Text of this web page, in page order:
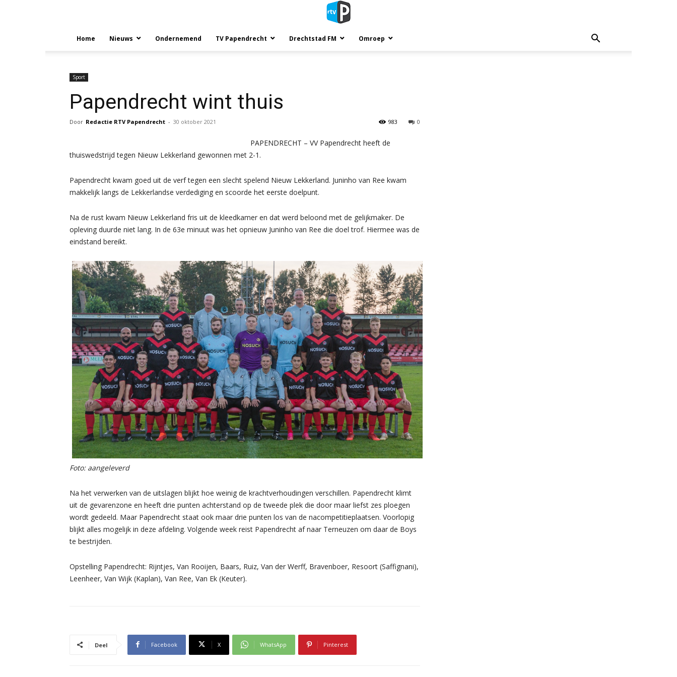
Home Nieuws Ondernemend TV Papendrecht Drechtstad FM Omroep
Sport
Papendrecht wint thuis
Door Redactie RTV Papendrecht - 30 oktober 2021 0
983
PAPENDRECHT – VV Papendrecht heeft de
thuiswedstrijd tegen Nieuw Lekkerland gewonnen met 2-1.
Papendrecht kwam goed uit de verf tegen een slecht spelend Nieuw Lekkerland. Juninho van Ree kwam
makkelijk langs de Lekkerlandse verdediging en scoorde het eerste doelpunt.
Na de rust kwam Nieuw Lekkerland fris uit de kleedkamer en dat werd beloond met de gelijkmaker. De
opleving duurde niet lang. In de 63e minuut was het opnieuw Juninho van Ree die doel trof. Hiermee was de
eindstand bereikt.
Foto: aangeleverd
Na het verwerken van de uitslagen blijkt hoe weinig de krachtverhoudingen verschillen. Papendrecht klimt
uit de gevarenzone en heeft drie punten achterstand op de tweede plek die door maar liefst zes ploegen
wordt gedeeld. Maar Papendrecht staat ook maar drie punten los van de nacompetitieplaatsen. Voorlopig
blijkt alles mogelijk in deze afdeling. Volgende week reist Papendrecht af naar Terneuzen om daar de Boys
te bestrijden.
Opstelling Papendrecht: Rijntjes, Van Rooijen, Baars, Ruiz, Van der Werff, Bravenboer, Resoort (Saffignani),
Leenheer, Van Wijk (Kaplan), Van Ree, Van Ek (Keuter).
Deel Facebook X WhatsApp Pinterest